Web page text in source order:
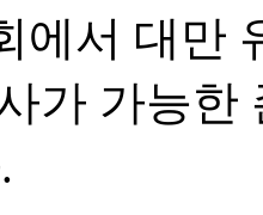
에서 대만
가 가능한